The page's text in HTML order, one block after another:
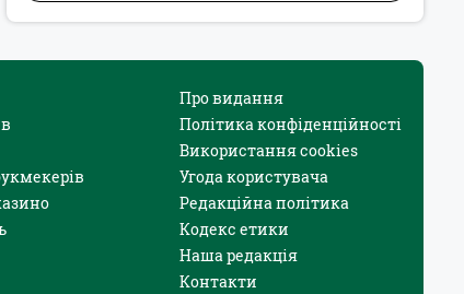
Про видання
Політика конфіденційності
Використання cookies
Угода користувача
Редакційна політика
Кодекс етики
Наша редакція
Контакти